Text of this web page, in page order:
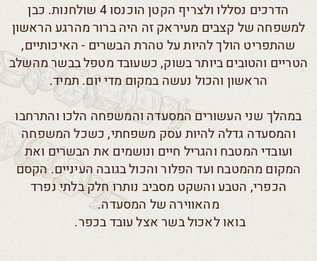
הדרכים נסללו ולצריף הקטן הוכנסו 4 שולחנות. כבן
למשפחה של קצבים מעיראק זה היה ברור מהרגע הראשון
שהתפריט הולך להיות על טהרת הבשרים - האיכותיים,
הטריים והטובים ביותר בשוק, כשעובד מטפל בבשר מהשלב
הראשון והכול נעשה במקום מדי יום. תמיד.
במהלך שני העשורים המסעדה והמשפחה הלכו והתרחבו
והמסעדה גדלה להיות עסק משפחתי, כשכל המשפחה
ועובדי המטבח והגריל חיים ונושמים את הבשרים ואת
המקום מהמטבח ועד הפלור והכול בגובה העיניים. הקסם
הכפרי, הטבע והשקט מסביב נותרו חלק בלתי נפרד
מהאווירה של המסעדה.
בואו לאכול בשר אצל עובד בכפר.